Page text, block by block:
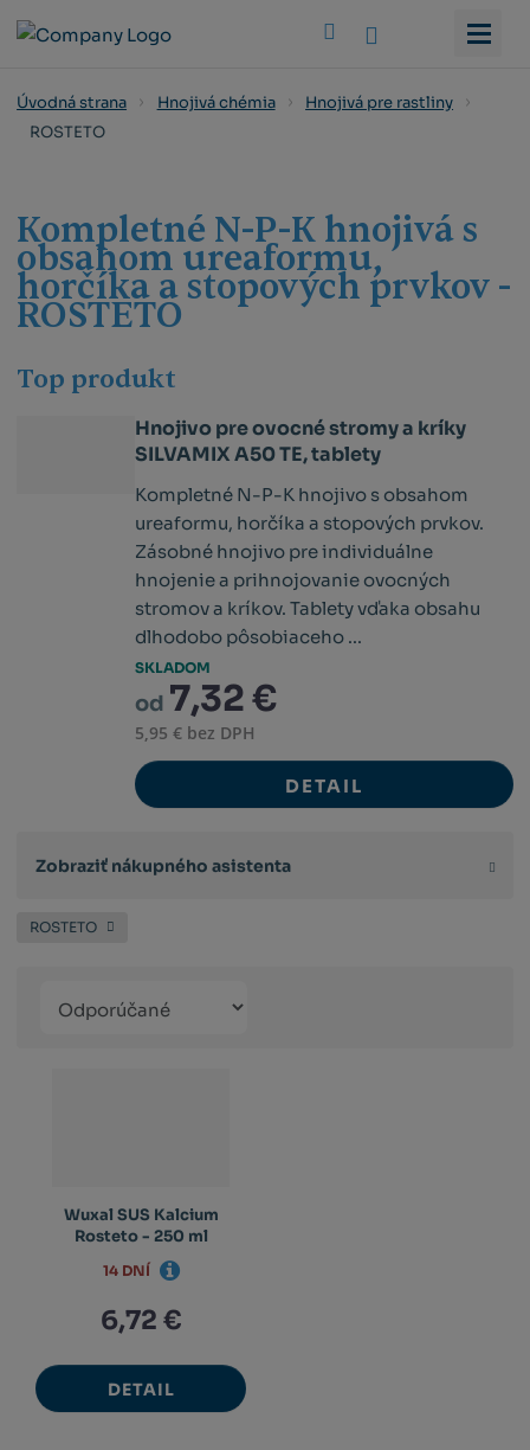
Úvodná strana Hnojivá chémia
Hnojivá pre rastliny
ROSTETO
Kompletné N-P-K hnojivá s
obsahom ureaformu,
horčíka a stopových prvkov -
ROSTETO
Top produkt
Hnojivo pre ovocné stromy a kríky
SILVAMIX A50 TE, tablety
Kompletné N-P-K hnojivo s obsahom
ureaformu, horčíka a stopových prvkov.
Zásobné hnojivo pre individuálne
hnojenie a prihnojovanie ovocných
stromov a kríkov. Tablety vďaka obsahu
dlhodobo pôsobiaceho ...
SKLADOM
od 7,32 €
5,95 € bez DPH
DETAIL
Zobraziť nákupného asistenta
ROSTETO
produktů
Wuxal SUS Kalcium
Rosteto - 250 ml
6,72 €
DETAIL
14 DNÍ